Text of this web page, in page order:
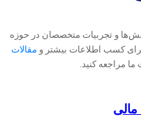
تجربیات متخصصان در حوزه
اطلاعات بیشتر ومقالات
کنید.